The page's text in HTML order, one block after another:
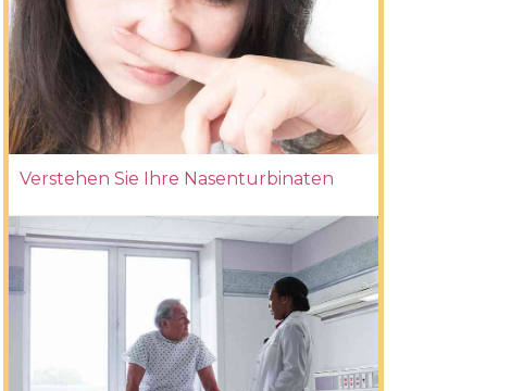
Verstehen Sie Ihre Nasenturbinaten